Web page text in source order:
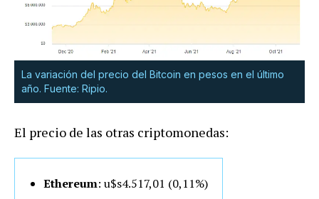
La variación del precio del Bitcoin en pesos en el último
año. Fuente: Ripio.
El precio de las otras criptomonedas:
Ethereum: u$s4.517,01 (0,11%)